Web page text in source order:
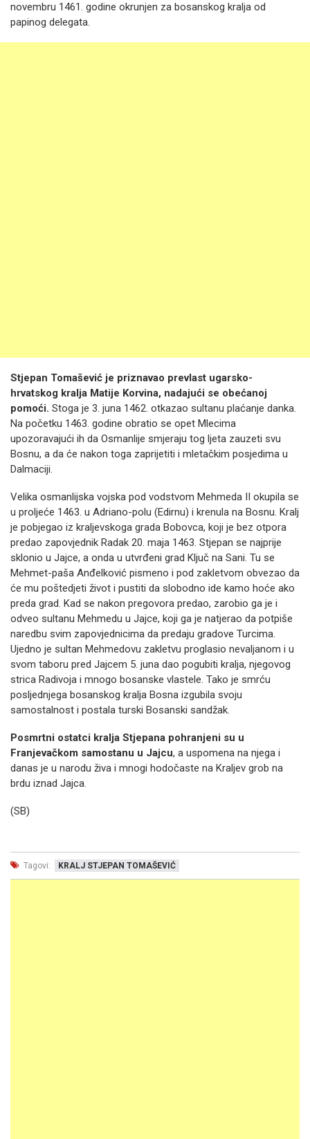
novembru 1461. godine okrunjen za bosanskog kralja od
papinog delegata.
Stjepan Tomašević je priznavao prevlast ugarsko-
hrvatskog kralja Matije Korvina, nadajući se obećanoj
pomoći. Stoga je 3. juna 1462. otkazao sultanu plaćanje danka.
Na početku 1463. godine obratio se opet Mlecima
upozoravajući ih da Osmanlije smjeraju tog ljeta zauzeti svu
Bosnu, a da će nakon toga zaprijetiti i mletačkim posjedima u
Dalmaciji.
Velika osmanlijska vojska pod vodstvom Mehmeda II okupila se
u proljeće 1463. u Adriano-polu (Edirnu) i krenula na Bosnu. Kralj
je pobjegao iz kraljevskoga grada Bobovca, koji je bez otpora
predao zapovjednik Radak 20. maja 1463. Stjepan se najprije
sklonio u Jajce, a onda u utvrđeni grad Ključ na Sani. Tu se
Mehmet-paša Anđelković pismeno i pod zakletvom obvezao da
će mu poštedjeti život i pustiti da slobodno ide kamo hoće ako
preda grad. Kad se nakon pregovora predao, zarobio ga je i
odveo sultanu Mehmedu u Jajce, koji ga je natjerao da potpiše
naredbu svim zapovjednicima da predaju gradove Turcima.
Ujedno je sultan Mehmedovu zakletvu proglasio nevaljanom i u
svom taboru pred Jajcem 5. juna dao pogubiti kralja, njegovog
strica Radivoja i mnogo bosanske vlastele. Tako je smrću
posljednjega bosanskog kralja Bosna izgubila svoju
samostalnost i postala turski Bosanski sandžak.
Posmrtni ostatci kralja Stjepana pohranjeni su u
Franjevačkom samostanu u Jajcu, a uspomena na njega i
danas je u narodu živa i mnogi hodočaste na Kraljev grob na
brdu iznad Jajca.
(SB)
Tagovi: KRALJ STJEPAN TOMAŠEVIĆ